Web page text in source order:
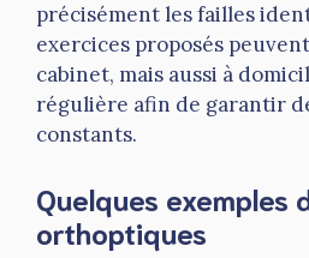
précisément les failles
exercices proposés
cabinet, mais aussi à
régulière afin de garantir
constants.
Quelques exemples
orthoptiques